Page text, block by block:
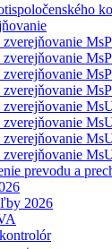
zverejňovanie
zverejňovanie
zverejňovanie
zverejňovanie
zverejňovanie
zverejňovanie
zverejňovanie
zverejňovanie
prevodu a
2026